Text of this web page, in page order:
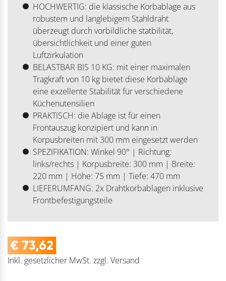
HOCHWERTIG: die klassische Korbablage aus
robustem und langlebigem Stahldraht
überzeugt durch vorbildliche statbilität,
übersichtlichkeit und einer guten
Luftzirkulation
BELASTBAR BIS 10 KG: mit einer maximalen
Tragkraft von 10 kg bietet diese Korbablage
eine exzellente Stabilität für verschiedene
Küchenutensilien
PRAKTISCH: die Ablage ist für einen
Frontauszug konzipiert und kann in
Korpusbreiten mit 300 mm eingesetzt werden
SPEZIFIKATION: Winkel 90° | Richtung:
links/rechts | Korpusbreite: 300 mm | Breite:
220 mm | Höhe: 75 mm | Tiefe: 470 mm
LIEFERUMFANG: 2x Drahtkorbablagen inklusive
Frontbefestigungsteile
€ 73,62
Inkl. gesetzlicher MwSt. zzgl. Versand